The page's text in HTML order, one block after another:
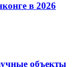
в 2026
объекты